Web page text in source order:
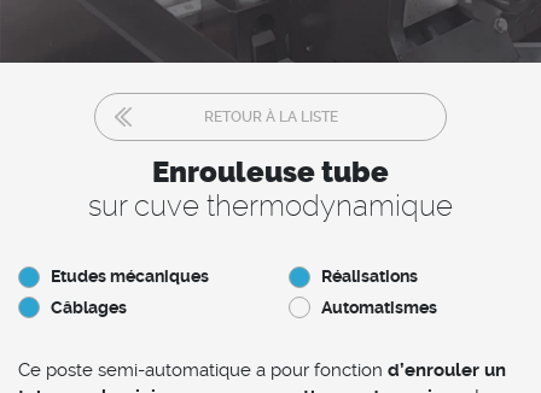
RETOUR À LA LISTE
Enrouleuse tube
sur cuve thermodynamique
Etudes mécaniques
Réalisations
Câblages
Automatismes
Ce poste semi-automatique a pour fonction d’enrouler un